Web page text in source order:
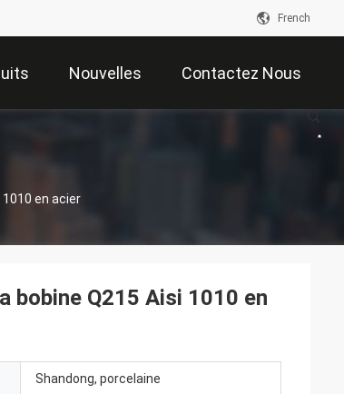
French
Nouvelles Contactez Nous
1010 en acier
bobine Q215 Aisi 1010 en
Shandong, porcelaine